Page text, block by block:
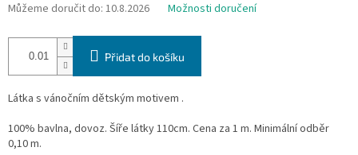
Můžeme doručit do: 10.8.2026 Možnosti doručení
Přidat do košíku
Látka s vánočním dětským motivem .
100% bavlna, dovoz. Šíře látky 110cm. Cena za 1 m. Minimální odběr
0,10 m.